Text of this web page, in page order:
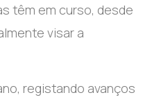
têm em curso, desde
visar a
registando avanços